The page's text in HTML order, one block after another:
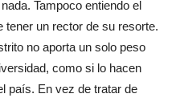
Tampoco entiendo el
tener un rector de su resorte.
no aporta un solo peso
como si lo hacen
país. En vez de tratar de